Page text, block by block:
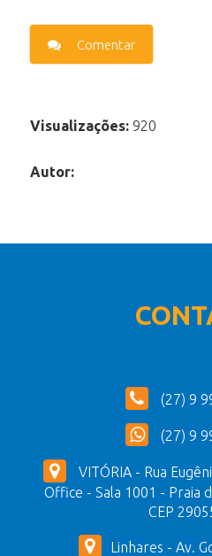
Comentar
Visualizações:920
Autor:
(27) 9
(27) 9
VITÓRIA - Rua
Office - Sala 1001 - Praia
CEP
Linhares - Av.